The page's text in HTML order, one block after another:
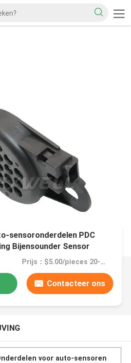
sensoronderdelen PDC
Bijensounder Sensor
Prijs：$5.00/pieces 20-199 pieces
Contacteer ons
voor auto-sensoren